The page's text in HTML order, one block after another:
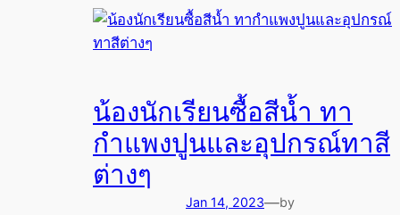
น้องนักเรียนซื้อสีน้ำ ทา
กำแพงปูนและอุปกรณ์ทาสี
ต่างๆ
Jan 14, 2023—by